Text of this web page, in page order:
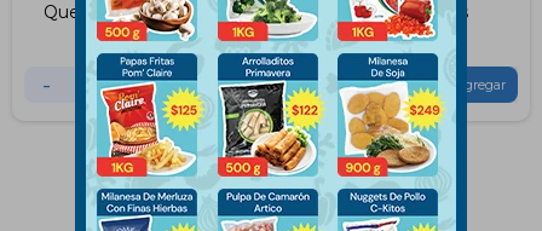
Queso Convita 500Grs
$ 475
- +
Convita 500Grs
$ 475
- +